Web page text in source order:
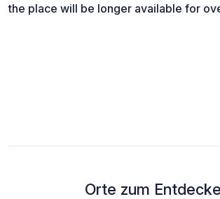
the place will be longer available for
Orte zum